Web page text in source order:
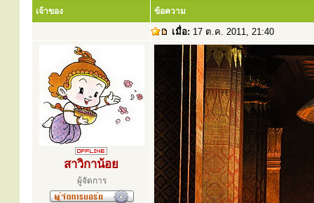
เจ้าของ ข้อความ
เมื่อ: 17 ต.ค. 2011, 21:40
สาวิกาน้อย
ผู้จัดการ